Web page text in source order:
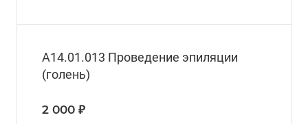
A14.01.013 Проведение эпиляции
(голень)
2 000 ₽